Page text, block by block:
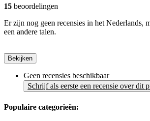
15 beoordelingen
Er zijn nog geen recensies in het Nederlands,
een andere talen.
Bekijken
Geen recensies beschikbaar
Schrijf als eerste een recensie over dit
Populaire categorieën: